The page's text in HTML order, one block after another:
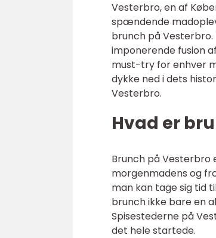
Vesterbro, en af
spændende
brunch på
imponerende fusion
must-try for enhver
dykke ned i dets
Vesterbro.
Hvad er
Brunch på Vesterbro
morgenmadens og
man kan tage sig tid
brunch ikke bare en
Spisestederne på
det hele startede.